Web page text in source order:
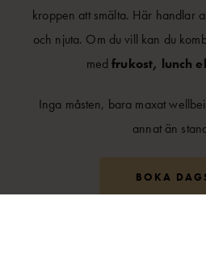
kroppen att smälta. Här handlar
och njuta. Om du vill kan du
med frukost, lunch
Inga måsten, bara maxat
annat än
BOKA